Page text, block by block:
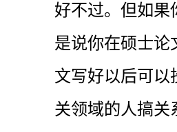
好不过。但如果
是说你在硕士论
文写好以后可以
关领域的人搞关